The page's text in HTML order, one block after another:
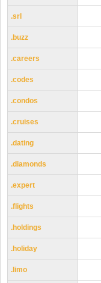
.srl
.buzz
.careers
.codes
.condos
.cruises
.dating
.diamonds
.expert
.flights
.holdings
.holiday
.limo